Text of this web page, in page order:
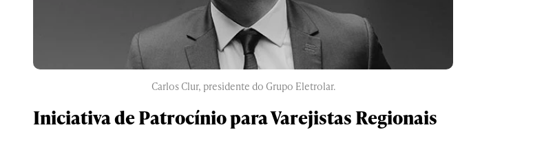
Carlos Clur, presidente do Grupo Eletrolar.
Iniciativa de Patrocínio para Varejistas Regionais